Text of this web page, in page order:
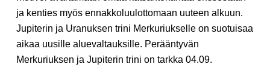
ja kenties myös ennakkoluulottomaan uuteen alkuun.
Jupiterin ja Uranuksen trini Merkuriukselle on suotuisaa
aikaa uusille aluevaltauksille. Perääntyvän
Merkuriuksen ja Jupiterin trini on tarkka 04.09.